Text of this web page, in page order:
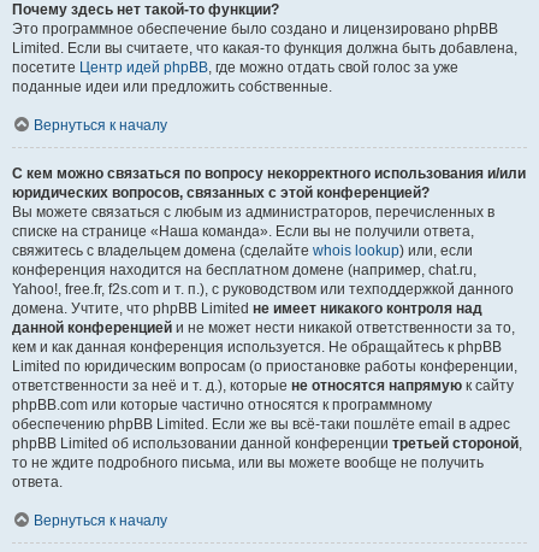
Почему здесь нет такой-то функции?
Это программное обеспечение было создано и лицензировано phpBB
Limited. Если вы считаете, что какая-то функция должна быть добавлена,
посетите Центр идей phpBB, где можно отдать свой голос за уже
поданные идеи или предложить собственные.
Вернуться к началу
С кем можно связаться по вопросу некорректного использования и/или
юридических вопросов, связанных с этой конференцией?
Вы можете связаться с любым из администраторов, перечисленных в
списке на странице «Наша команда». Если вы не получили ответа,
свяжитесь с владельцем домена (сделайте whois lookup) или, если
конференция находится на бесплатном домене (например, chat.ru,
Yahoo!, free.fr, f2s.com и т. п.), с руководством или техподдержкой данного
домена. Учтите, что phpBB Limited не имеет никакого контроля над
данной конференцией и не может нести никакой ответственности за то,
кем и как данная конференция используется. Не обращайтесь к phpBB
Limited по юридическим вопросам (о приостановке работы конференции,
ответственности за неё и т. д.), которые не относятся напрямую к сайту
phpBB.com или которые частично относятся к программному
обеспечению phpBB Limited. Если же вы всё-таки пошлёте email в адрес
phpBB Limited об использовании данной конференции третьей стороной,
то не ждите подробного письма, или вы можете вообще не получить
ответа.
Вернуться к началу